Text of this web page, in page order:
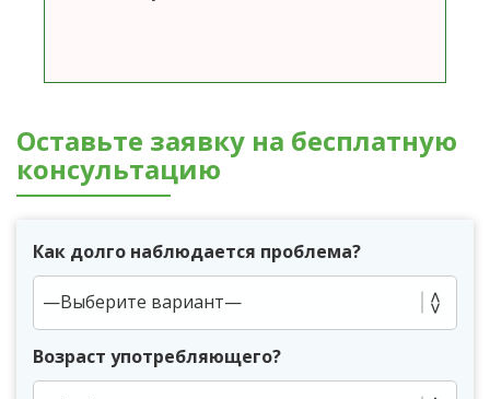
Оставьте заявку на бесплатную
консультацию
Как долго наблюдается проблема?
Возраст употребляющего?